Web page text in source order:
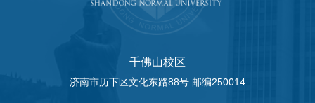
千佛山校区
济南市历下区文化东路88号 邮编250014